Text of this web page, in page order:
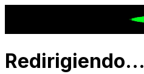
Redirigiendo...